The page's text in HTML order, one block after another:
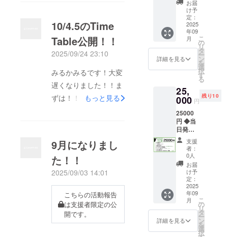
するかもなので、何せ
スタッフと2人で手作
業だったため、、申し
訳ないです！10/2まで
にはお届けになると思
いますので何かあれ
ば、ご連絡おまちして
す！！！！
10/4.5のTime
Table公開！！
2025/09/24 23:10
みるかみるです！大変
遅くなりました！！ま
ずは！！メタバリィタ
でご注意ください！お
次はホーリーマウンテ
ンのタイムテーブルで
す！こちら、転換リハ
あるため転換25分ある
のでその間に物販フロ
アで行っております！
もっと見る
9月になりまし
た！！
2025/09/03 14:01
こちらの活動報告
は支援者限定の公
開です。
2025年
10月4日
（土曜
日） ・
場所：
Yogibo
META
VALLE
リィ
Yogibo
VALLE
Y ホー
リーマ
ウンテ
ン ・支
援者様
の交通
費や滞
在費：
支援者
様の交
通費や
は各自
でご負
り）210
㎜×70㎜
◆バッ
クド
ロップ
に名前
記載 ・
10月4日
イベン
トよ
り、み
るかみ
るが存
在する
かぎり
・掲載
方法：
文字の
み ◆ク
ラファ
ン限定
カラーT
シャツ
（白予
◆当日
発売CD
※収録曲
3曲予定
◆クラ
ファン
限定ア
ナザー
ジャ
サイン
入り ◆
新衣装
スタジ
オサイ
ン入り
チェキ
◆当日
撮影
チェキ
券2枚
（当日
以降も
使えま
す） ※
有効期
限
2026.10
お届
け予
定：
2025
年09
月
詳細を見る
こ
の
リ
タ
ー
ン
を
選
択
す
る
25,
000 円
残り10
25000
円 ◆当
日発売
CD ※収
録曲3曲
予定 ◆
クラ
ファン
限定ア
ナザー
ジャ
ケット
サイン
入り ◆
クラ
ファン
支援
者：
0人
お届
け予
定：
2025
年09
月
詳細を見る
こ
の
リ
タ
ー
ン
を
選
択